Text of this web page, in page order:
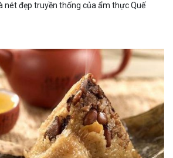
nét đẹp truyền thống của ẩm thực Quế